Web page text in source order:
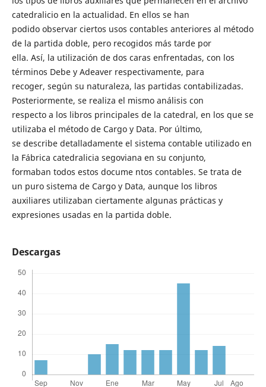
catedralicio en la actualidad. En ellos se han
podido observar ciertos usos contables anteriores al método
de la partida doble, pero recogidos más tarde por
ella. Así, la utilización de dos caras enfrentadas, con los
términos Debe y Adeaver respectivamente, para
recoger, según su naturaleza, las partidas contabilizadas.
Posteriormente, se realiza el mismo análisis con
respecto a los libros principales de la catedral, en los que se
utilizaba el método de Cargo y Data. Por último,
se describe detalladamente el sistema contable utilizado en
la Fábrica catedralicia segoviana en su conjunto,
formaban todos estos docume ntos contables. Se trata de
un puro sistema de Cargo y Data, aunque los libros
auxiliares utilizaban ciertamente algunas prácticas y
expresiones usadas en la partida doble.
Descargas